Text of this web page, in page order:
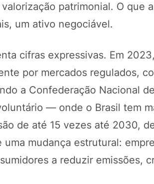
patrimonial. O que
um ativo negociável.
cifras expressivas. Em
por mercados regulados,
a Confederação Nacional
— onde o Brasil tem
de até 15 vezes até 2030,
mudança estrutural:
a reduzir emissões,